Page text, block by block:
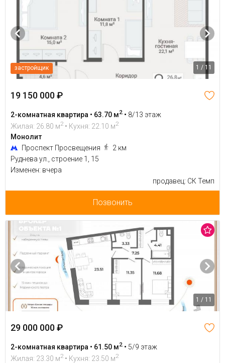
застройщик 1 / 11
19 150 000 ₽
2-комнатная квартира • 63.70 м2 • 8/13 этаж
Жилая: 26.80 м2 • Кухня: 22.10 м2
Монолит
Проспект Просвещения
2 км
Руднева ул., строение 1, 15
Изменен: вчера
продавец: СК Темп
Позвонить
1 / 11
29 000 000 ₽
2-комнатная квартира • 61.50 м2 • 5/9 этаж
Жилая: 23.30 м2 • Кухня: 23.50 м2